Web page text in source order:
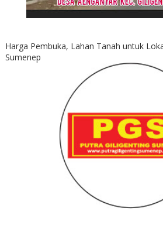
Harga Pembuka, Lahan Tanah untuk
Sumenep